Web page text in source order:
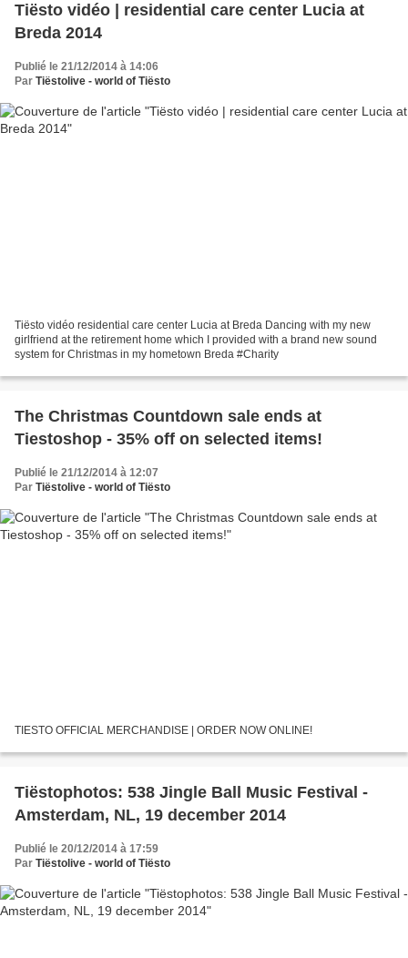
Tiësto vidéo | residential care center Lucia at
Breda 2014
Publié le 21/12/2014 à 14:06
Par Tiëstolive - world of Tiësto
Tiësto vidéo residential care center Lucia at Breda Dancing with my new
girlfriend at the retirement home which I provided with a brand new sound
system for Christmas in my hometown Breda #Charity
The Christmas Countdown sale ends at
Tiestoshop - 35% off on selected items!
Publié le 21/12/2014 à 12:07
Par Tiëstolive - world of Tiësto
TIESTO OFFICIAL MERCHANDISE | ORDER NOW ONLINE!
Tiëstophotos: 538 Jingle Ball Music Festival -
Amsterdam, NL, 19 december 2014
Publié le 20/12/2014 à 17:59
Par Tiëstolive - world of Tiësto